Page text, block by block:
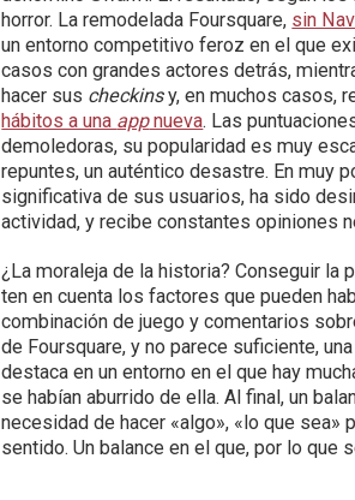
horror. La remodelada Foursquare, sin
un entorno competitivo feroz en el que
casos con grandes actores detrás,
hacer sus checkinsy, en muchos casos,
hábitos a una appnueva. Las
demoledoras, su popularidad es muy
repuntes, un auténtico desastre. En muy
significativa de sus usuarios, ha sido
actividad, y recibe constantes opiniones
¿La moraleja de la historia? Conseguir la
ten en cuenta los factores que pueden
combinación de juego y comentarios
de Foursquare, y no parece suficiente,
destaca en un entorno en el que hay
se habían aburrido de ella. Al final, un
necesidad de hacer «algo», «lo que
sentido. Un balance en el que, por lo que